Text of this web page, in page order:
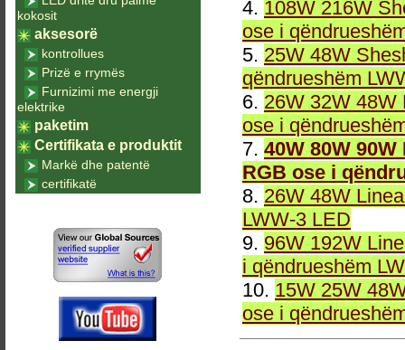
4. 108W 216W
ose i
5. 25W 48W
qëndrueshëm
6. 26W 32W 48W
ose i
7. 40W 80W
RGB ose i
8. 26W 48W
LWW-3 LED
9. 96W 192W
i qëndrueshëm
10. 15W 25W
ose i
kokosit
aksesorë
kontrollues
Prizë e rrymës
Furnizimi me energji
elektrike
paketim
Certifikata e produktit
Markë dhe patentë
certifikatë